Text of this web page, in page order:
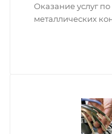
Оказание услуг
металлических